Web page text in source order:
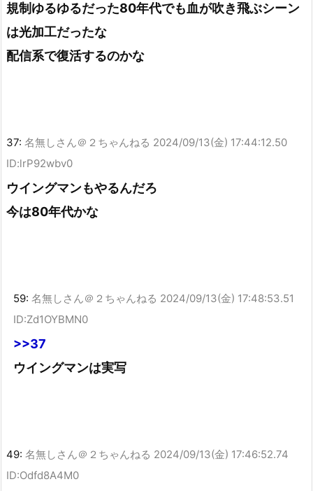
規制ゆるゆるだった80年代でも血が吹き飛ぶシーン
は光加工だったな
配信系で復活するのかな
37: 名無しさん＠２ちゃんねる 2024/09/13(金) 17:44:12.50
ID:lrP92wbv0
ウイングマンもやるんだろ
今は80年代かな
59: 名無しさん＠２ちゃんねる 2024/09/13(金) 17:48:53.51
ID:Zd1OYBMN0
>>37
ウイングマンは実写
49: 名無しさん＠２ちゃんねる 2024/09/13(金) 17:46:52.74
ID:Odfd8A4M0